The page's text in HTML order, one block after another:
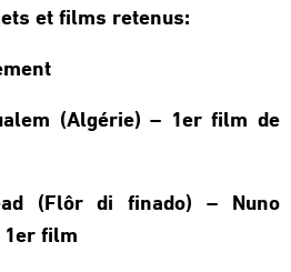
et films retenus:
(Algérie) – 1er film de
(Flôr di finado) – Nuno
1er film